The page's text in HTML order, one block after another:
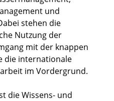
und
stehen die
Nutzung der
mit der knappen
die internationale
im Vordergrund.
die Wissens- und